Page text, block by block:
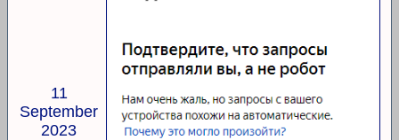
11
September
2023